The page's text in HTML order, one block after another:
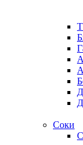
Соки